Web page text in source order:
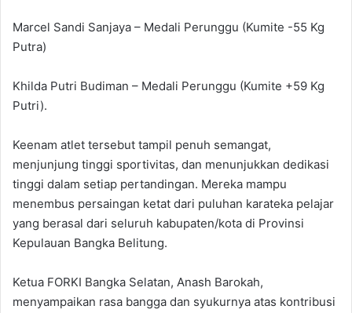
Marcel Sandi Sanjaya – Medali Perunggu (Kumite -55 Kg
Putra)
Khilda Putri Budiman – Medali Perunggu (Kumite +59 Kg
Putri).
Keenam atlet tersebut tampil penuh semangat,
menjunjung tinggi sportivitas, dan menunjukkan dedikasi
tinggi dalam setiap pertandingan. Mereka mampu
menembus persaingan ketat dari puluhan karateka pelajar
yang berasal dari seluruh kabupaten/kota di Provinsi
Kepulauan Bangka Belitung.
Ketua FORKI Bangka Selatan, Anash Barokah,
menyampaikan rasa bangga dan syukurnya atas kontribusi